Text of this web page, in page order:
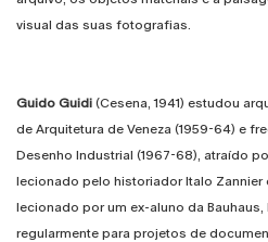
visual das suas fotografias.
Guido Guidi (Cesena, 1941) estudou
de Arquitetura de Veneza (1959-64) e
Desenho Industrial (1967-68), atraído
lecionado pelo historiador Italo Zannier
lecionado por um ex-aluno da
regularmente para projetos de